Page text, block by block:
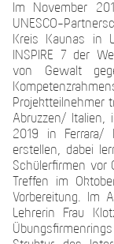
Im November
UNESCO-
Kreis Kaunas in
INSPIRE 7 der
von Gewalt
Projektteilnehmer
Abruzzen/ Italien,
2019 in Ferrara/
erstellen, dabei
Schülerfirmen vor
Treffen im
Vorbereitung. Im
Lehrerin Frau